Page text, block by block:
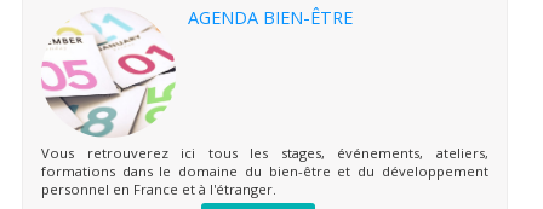
AGENDA BIEN-ÊTRE
Vous retrouverez ici tous les stages, événements, ateliers,
formations dans le domaine du bien-être et du développement
personnel en France et à l'étranger.